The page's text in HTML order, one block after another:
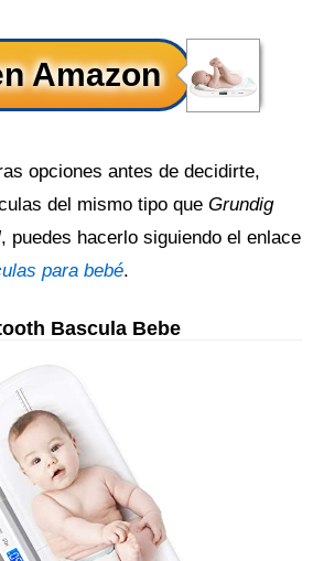
opciones antes de decidirte,
del mismo tipo que Grundig
, puedes hacerlo siguiendo el enlace
para bebé.
Bascula Bebe